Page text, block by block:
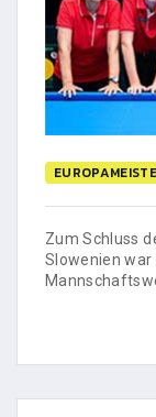
Zum Schluss
Slowenien war